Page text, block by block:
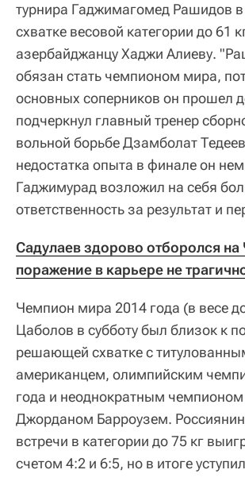
турнира Гаджимагомед Рашидов
схватке весовой категории до 61
азербайджанцу Хаджи Алиеву.
обязан стать чемпионом мира,
основных соперников он прошел
подчеркнул главный тренер
вольной борьбе Дзамболат
недостатка опыта в финале он
Гаджимурад возложил на себя
ответственность за результат и
Садулаев здорово отборолся
поражение в карьере не
Чемпион мира 2014 года (в весе
Цаболов в субботу был близок к
решающей схватке с
американцем, олимпийским
года и неоднократным
Джорданом Барроузем.
встречи в категории до 75 кг
счетом 4:2 и 6:5, но в итоге